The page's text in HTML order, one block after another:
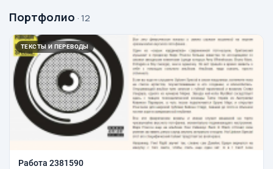
Портфолио · 12
ТЕКСТЫ И ПЕРЕВОДЫ
Работа 2381590